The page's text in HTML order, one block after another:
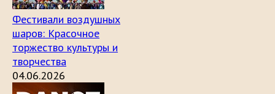
Фестивали воздушных
шаров: Красочное
торжество культуры и
творчества
04.06.2026